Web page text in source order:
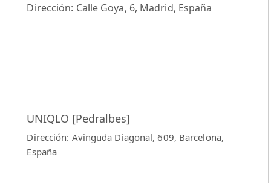
Dirección: Calle Goya, 6, Madrid, España
UNIQLO [Pedralbes]
Dirección: Avinguda Diagonal, 609, Barcelona,
España